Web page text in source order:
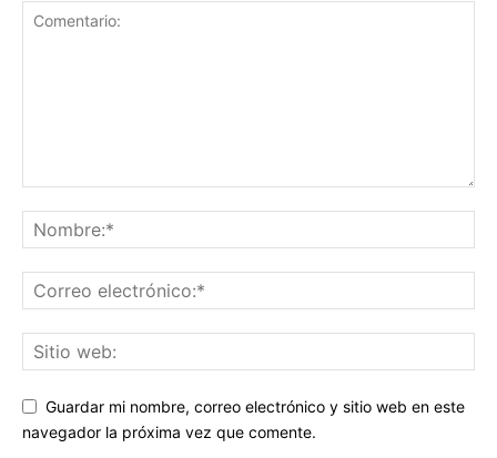
Guardar mi nombre, correo electrónico y sitio web en este
navegador la próxima vez que comente.